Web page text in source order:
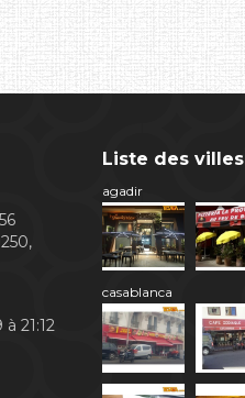
21:12
Liste des villes
agadir
casablanca